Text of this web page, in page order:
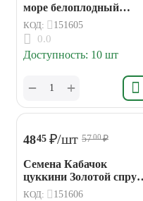
море белоплодный
Аэлита
КОД: 151605
0.0
Доступность: 10 шт
+
−
4845 ₽/шт 5700₽
Семена Кабачок
цуккини Золотой спрут
Аэлита
КОД: 151606